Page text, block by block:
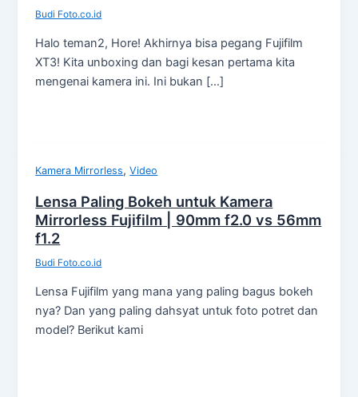
Budi Foto.co.id
Halo teman2, Hore! Akhirnya bisa pegang Fujifilm
XT3! Kita unboxing dan bagi kesan pertama kita
mengenai kamera ini. Ini bukan […]
Kamera Mirrorless,Video
Lensa Paling Bokeh untuk Kamera
Mirrorless Fujifilm | 90mm f2.0 vs 56mm
f1.2
Budi Foto.co.id
Lensa Fujifilm yang mana yang paling bagus bokeh
nya? Dan yang paling dahsyat untuk foto potret dan
model? Berikut kami